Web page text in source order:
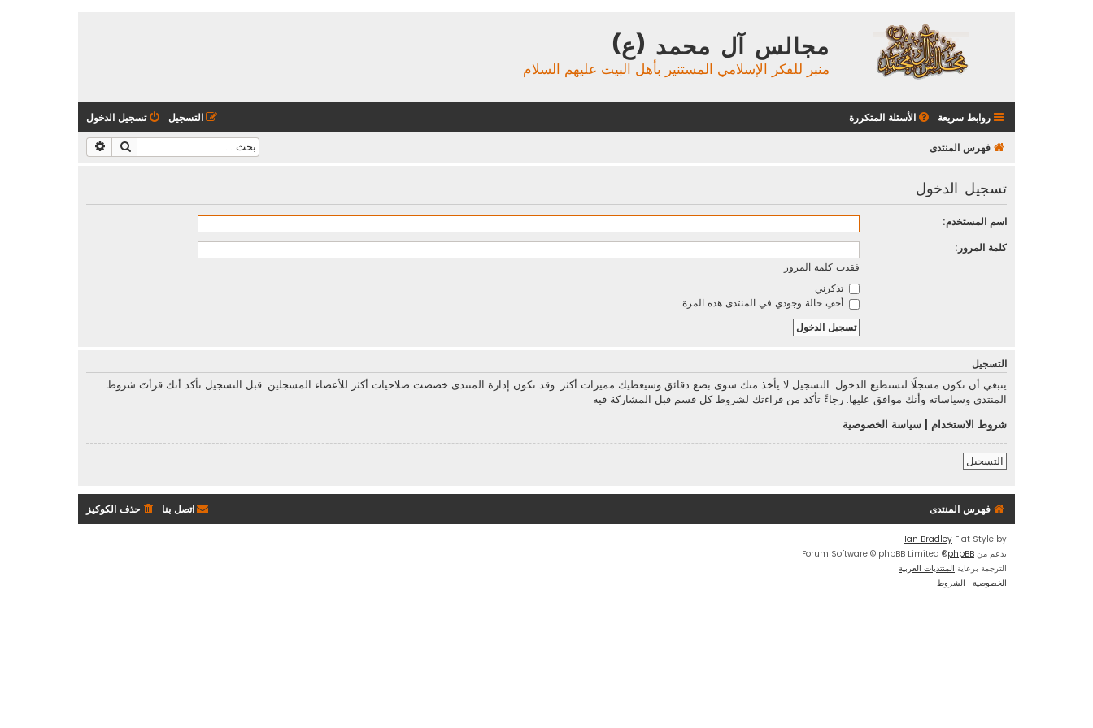
مجالس آل محمد (ع)
منبر للفكر الإسلامي المستنير بأهل البيت عليهم السلام
روابط سريعة الأسئلة المتكررة تسجيل الدخول التسجيل
فهرس المنتدى بحث
تسجيل الدخول
اسم المستخدم:
كلمة المرور:
فقدت كلمة المرور
تذكرني
أخفِ حالة وجودي في المنتدى هذه المرة
التسجيل
ينبغي أن تكون مسجلًا لتستطيع الدخول. التسجيل لا يأخذ منك سوى بضع دقائق وسيعطيك مميزات أكثر. وقد تكون إدارة المنتدى خصصت صلاحيات أكثر للأعضاء المسجلين. قبل التسجيل تأكد أنك قرأتَ شروط
المنتدى وسياساته وأنك موافق عليها. رجاءً تأكد من قراءتك لشروط كل قسم قبل المشاركة فيه
شروط الاستخدام
سياسة الخصوصية
التسجيل
فهرس المنتدى حذف الكوكيز اتصل بنا
Flat Style by
Ian Bradley
بدعم من phpBB
® Forum Software © phpBB Limited
الترجمة برعاية المنتديات العربية
الخصوصية | الشروط